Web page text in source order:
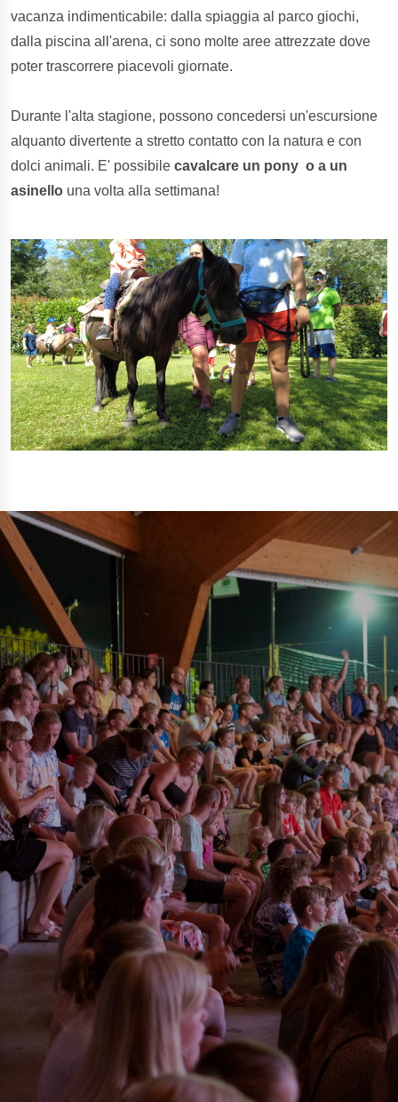
vacanza indimenticabile: dalla spiaggia al parco giochi,
dalla piscina all'arena, ci sono molte aree attrezzate dove
poter trascorrere piacevoli giornate.
Durante l'alta stagione, possono concedersi un'escursione
alquanto divertente a stretto contatto con la natura e con
dolci animali. E' possibile cavalcare un pony o a un
asinello una volta alla settimana!